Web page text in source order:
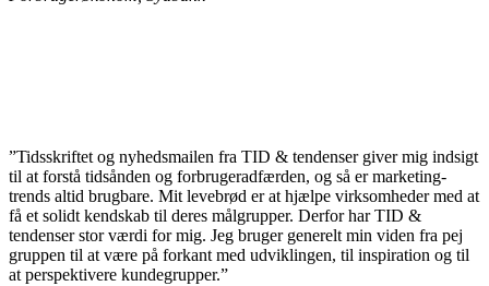
”Tidsskriftet og nyhedsmailen fra TID & tendenser giver mig indsigt
til at forstå tidsånden og forbrugeradfærden, og så er marketing-
trends altid brugbare. Mit levebrød er at hjælpe virksomheder med at
få et solidt kendskab til deres målgrupper. Derfor har TID &
tendenser stor værdi for mig. Jeg bruger generelt min viden fra pej
gruppen til at være på forkant med udviklingen, til inspiration og til
at perspektivere kundegrupper.”